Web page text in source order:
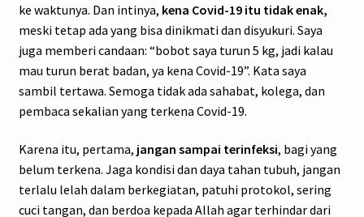
ke waktunya. Dan intinya, kena Covid-19 itu tidak enak,
meski tetap ada yang bisa dinikmati dan disyukuri. Saya
juga memberi candaan: “bobot saya turun 5 kg, jadi kalau
mau turun berat badan, ya kena Covid-19”. Kata saya
sambil tertawa. Semoga tidak ada sahabat, kolega, dan
pembaca sekalian yang terkena Covid-19.
Karena itu, pertama, jangan sampai terinfeksi, bagi yang
belum terkena. Jaga kondisi dan daya tahan tubuh, jangan
terlalu lelah dalam berkegiatan, patuhi protokol, sering
cuci tangan, dan berdoa kepada Allah agar terhindar dari